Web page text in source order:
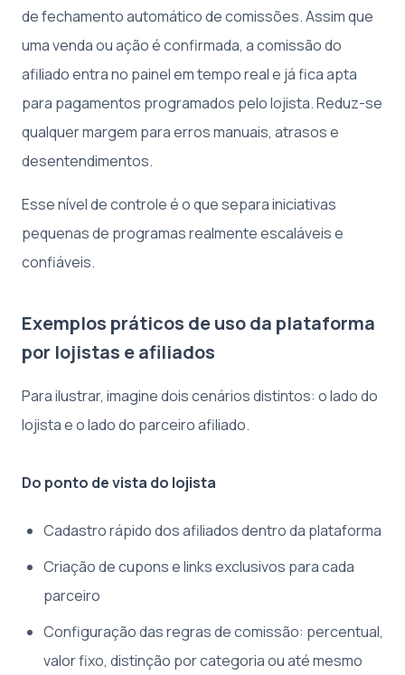
de fechamento automático de comissões. Assim que
uma venda ou ação é confirmada, a comissão do
afiliado entra no painel em tempo real e já fica apta
para pagamentos programados pelo lojista. Reduz-se
qualquer margem para erros manuais, atrasos e
desentendimentos.
Esse nível de controle é o que separa iniciativas
pequenas de programas realmente escaláveis e
confiáveis.
Exemplos práticos de uso da plataforma
por lojistas e afiliados
Para ilustrar, imagine dois cenários distintos: o lado do
lojista e o lado do parceiro afiliado.
Do ponto de vista do lojista
Cadastro rápido dos afiliados dentro da plataforma
Criação de cupons e links exclusivos para cada
parceiro
Configuração das regras de comissão: percentual,
valor fixo, distinção por categoria ou até mesmo